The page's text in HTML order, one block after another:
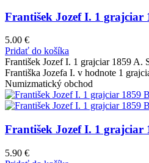
František Jozef I. 1 grajciar
5.00 €
Pridať do košíka
František Jozef I. 1 grajciar 1859 A.
Františka Jozefa I. v hodnote 1
Numizmatický obchod
František Jozef I. 1 grajciar
5.90 €